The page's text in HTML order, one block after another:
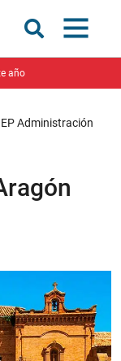
año
Administración